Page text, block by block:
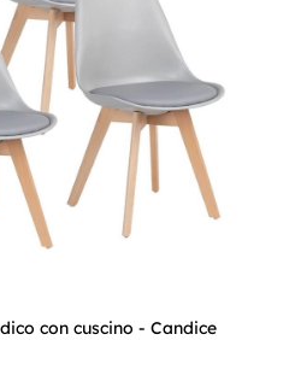
con cuscino - Candice